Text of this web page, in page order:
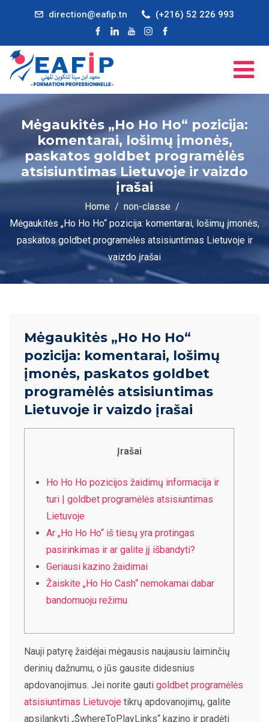
direction@eafip.tn (+216) 52 226 993
Mėgaukitės „Ho Ho Ho“ pozicija:
komentarai, lošimų įmonės,
paskatos goldbet programėlės
atsisiuntimas Lietuvoje ir vaizdo
įrašai
Home
non-classe
Mėgaukitės „Ho Ho Ho“ pozicija: komentarai, lošimų įmonės,
paskatos goldbet programėlės atsisiuntimas Lietuvoje ir
vaizdo įrašai
Mėgaukitės „Ho Ho Ho“
pozicija: komentarai, lošimų
įmonės, paskatos goldbet
programėlės atsisiuntimas
Lietuvoje ir vaizdo įrašai
Įrašai
Ho Ho Ho pozicijos žaidimų informacija ir
turi | goldbet programėlės atsisiuntimas
Lietuvoje
Ar „Ho Ho Ho“ iš tiesų yra protingas
pasirinkimas ir ar galite jį išbandyti?
Geriausi kazino žaidimai
Žaiskite „Ho Ho Cash“ nemokamai dabar
bandomuoju režimu
Nauji patyrę žaidėjai mėgausis naujausiu laiminčių
derinių dažnumu, o jūs gausite didesnius
apdovanojimus. Jei norite gauti goldbet programėlės
atsisiuntimas Lietuvoje tikrų apdovanojimų, galite
apsilankyti „$whereToPlayLinks“ kazino ir pradėti